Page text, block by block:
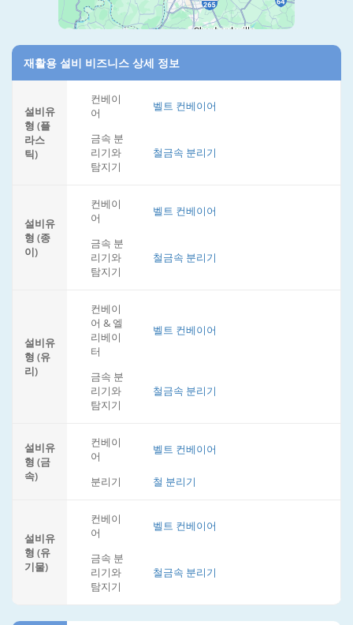
재활용 설비 비즈니스 상세 정보
설비유
형 (플
라스
틱)
컨베이
어
벨트 컨베이어
금속 분
리기와
탐지기
철금속 분리기
설비유
형 (종
이)
컨베이
어
벨트 컨베이어
금속 분
리기와
탐지기
철금속 분리기
설비유
형 (유
리)
컨베이
어 & 엘
리베이
터
벨트 컨베이어
금속 분
리기와
탐지기
철금속 분리기
설비유
형 (금
속)
컨베이
어
벨트 컨베이어
분리기 철 분리기
설비유
형 (유
기물)
컨베이
어
벨트 컨베이어
금속 분
리기와
탐지기
철금속 분리기